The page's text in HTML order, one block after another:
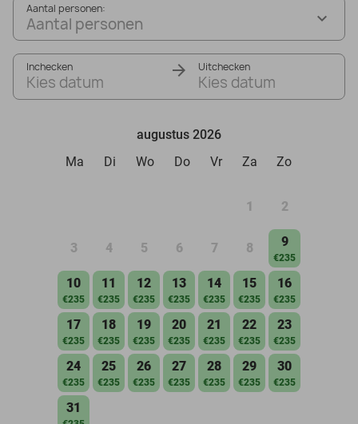
Aantal personen:
Aantal personen
Inchecken
Kies datum
Uitchecken
Kies datum
augustus 2026
Ma
Di Wo Do Vr Za Zo
1 2
3 4 5 6 7 8 9
€235
10
€235
11
€235
12
€235
13
€235
14
€235
15
€235
16
€235
17
€235
18
€235
19
€235
20
€235
21
€235
22
€235
23
€235
24
€235
25
€235
26
€235
27
€235
28
€235
29
€235
30
€235
31